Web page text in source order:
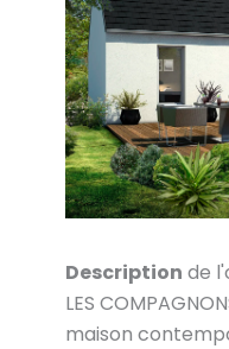
Description de
LES
maison